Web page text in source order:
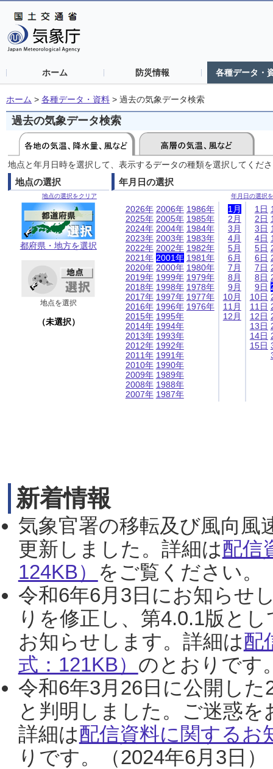
ホーム 防災情報 各種データ・
ホーム > 各種データ・資料 > 過去の気象データ検索
過去の気象データ検索
地点と年月日時を選択して、表示するデータの種類を選択してくだ
地点の選択
地点の選択をクリア
都府県・地方を選択
地点を選択
（未選択）
年月日の選択
年月日の選択
2026年
2025年
2024年
2023年
2022年
2021年
2020年
2019年
2018年
2017年
2016年
2015年
2014年
2013年
2012年
2011年
2010年
2009年
2008年
2007年
2006年
2005年
2004年
2003年
2002年
2001年
2000年
1999年
1998年
1997年
1996年
1995年
1994年
1993年
1992年
1991年
1990年
1989年
1988年
1987年
1986年
1985年
1984年
1983年
1982年
1981年
1980年
1979年
1978年
1977年
1976年
1月
2月
3月
4月
5月
6月
7月
8月
9月
10月
11月
12月
1日
2日
3日
4日
5日
6日
7日
8日
9日
10日
11日
12日
13日
14日
15日
新着情報
気象官署の移転及び風向風
更新しました。詳細は配信
124KB） をご覧ください。
令和6年6月3日にお知らせ
りを修正し、第4.0.1版と
お知らせします。詳細は配
式：121KB） のとおりです
令和6年3月26日に公開し
と判明しました。ご迷惑
詳細は配信資料に関するお
りです。（2024年6月3日）